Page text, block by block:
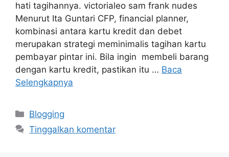
hati tagihannya. victorialeo sam frank nudes
Menurut Ita Guntari CFP, financial planner,
kombinasi antara kartu kredit dan debet
merupakan strategi meminimalis tagihan kartu
pembayar pintar ini. Bila ingin membeli barang
dengan kartu kredit, pastikan itu … Baca
Selengkapnya
Kategori
Blogging
Tinggalkan komentar